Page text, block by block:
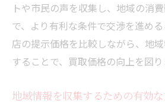
トや市民の声を収集し、地域の消
で、より有利な条件で交渉を進め
店の提示価格を比較しながら、地
することで、買取価格の向上を図り
地域情報を収集するための有効